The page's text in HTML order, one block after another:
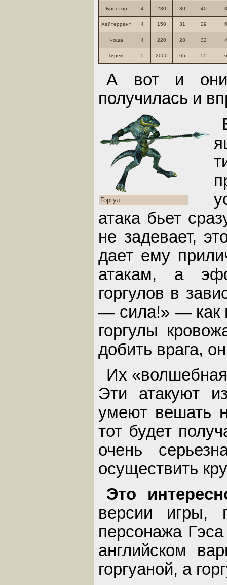
Бронтор 4 230 30 40 3
Хайтеррант 4 150 31 29 6
Чоша 4 220 28 32 4
Тирекс 5 2000 65 55 6
А вот и
получилась и
Горгул.
атака бьет
не задевает,
дает ему
атакам, а
горгулов в
— сила!» — как
горгулы
добить врага,
Их
Эти атакуют
умеют вешать
тот будет
очень
осуществить
Это
версии игры,
персонажа
английском
горгуаной, а